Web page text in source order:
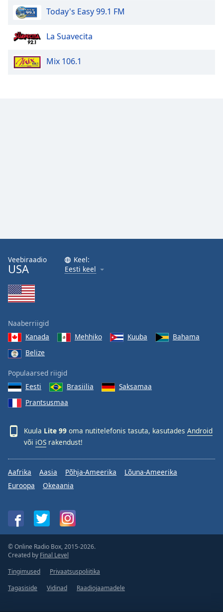
Today's Easy 99.1 FM
La Suavecita
Mix 106.1
Veebiraadio
USA
Keel:
Eesti keel
Naaberriigid
Kanada
Mehhiko Kuuba
Bahama
Belize
Populaarsed riigid
Eesti
Brasiilia
Saksamaa
Prantsusmaa
Kuula Lite 99 oma nutitelefonis tasuta, kasutades Android
või iOS rakendust!
Aafrika Aasia Põhja-Ameerika
Lõuna-Ameerika
Euroopa
Okeaania
© Online Radio Box, 2015-2026.
Created by Final Level
Tingimused
Privaatsuspoliitika
Tagasiside
Vidinad Raadiojaamadele